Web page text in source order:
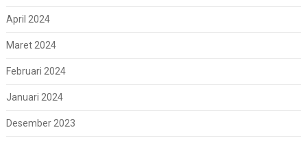
April 2024
Maret 2024
Februari 2024
Januari 2024
Desember 2023